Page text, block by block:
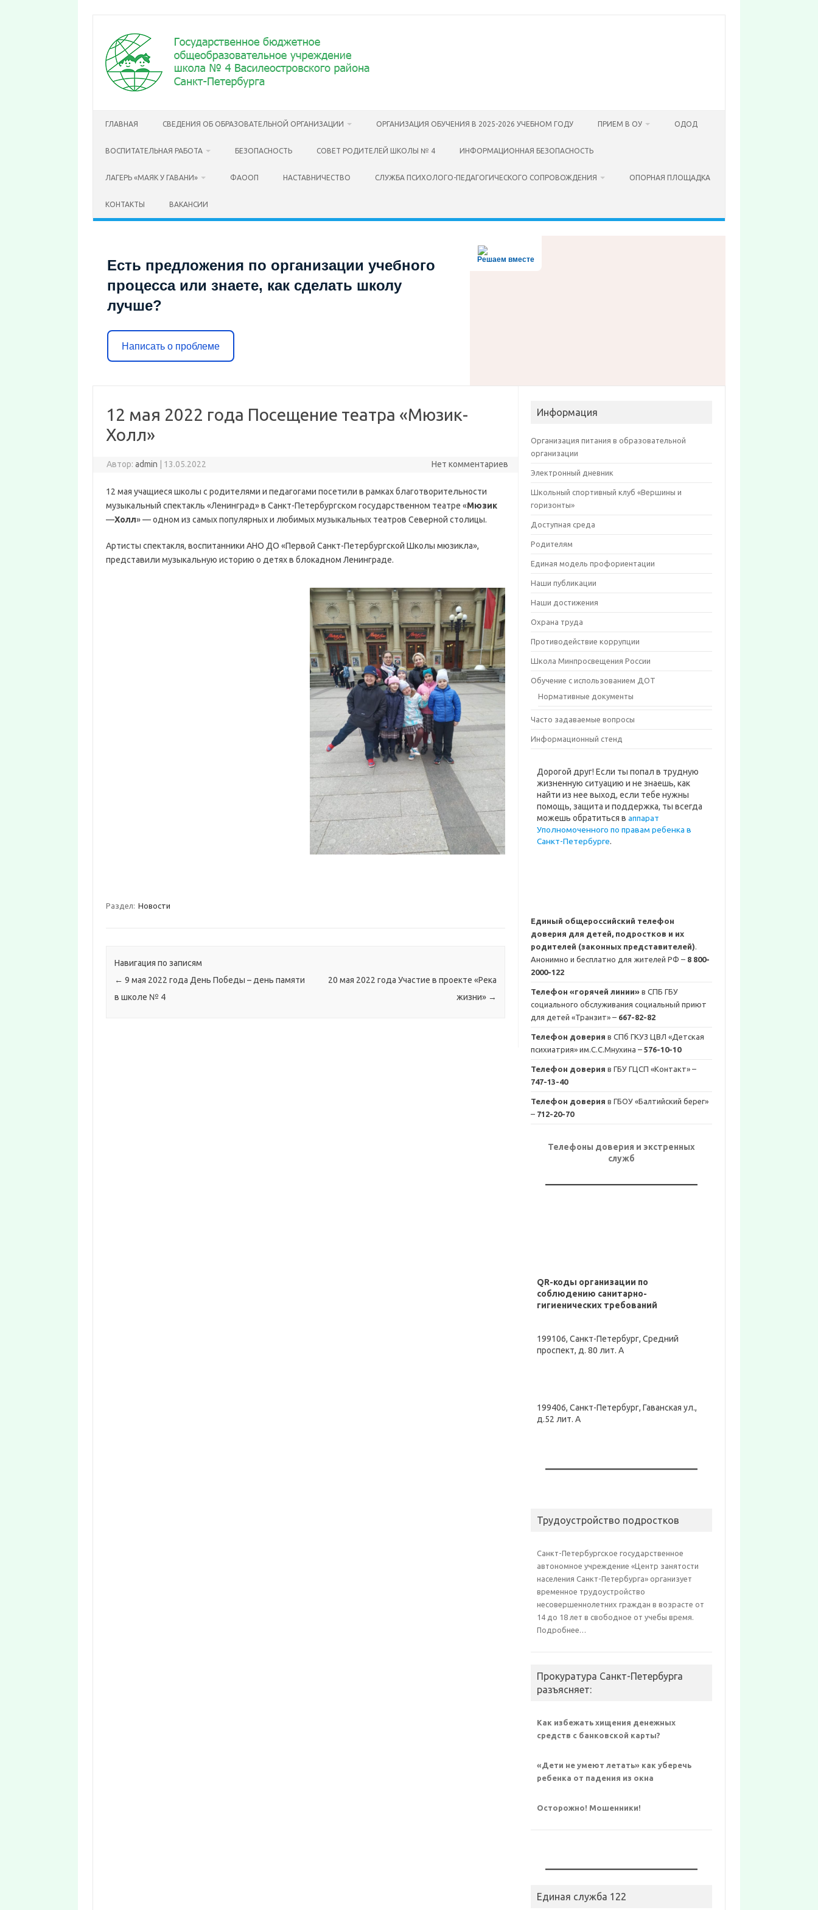
содержимому
ГЛАВНАЯ СВЕДЕНИЯ ОБ ОБРАЗОВАТЕЛЬНОЙ ОРГАНИЗАЦИИ ОРГАНИЗАЦИЯ ОБУЧЕНИЯ В 2025-2026 УЧЕБНОМ ГОДУ ПРИЕМ В ОУ ОДОД
ВОСПИТАТЕЛЬНАЯ РАБОТА БЕЗОПАСНОСТЬ СОВЕТ РОДИТЕЛЕЙ ШКОЛЫ № 4 ИНФОРМАЦИОННАЯ БЕЗОПАСНОСТЬ
ЛАГЕРЬ «МАЯК У ГАВАНИ» ФАООП НАСТАВНИЧЕСТВО СЛУЖБА ПСИХОЛОГО-ПЕДАГОГИЧЕСКОГО СОПРОВОЖДЕНИЯ ОПОРНАЯ ПЛОЩАДКА
КОНТАКТЫ ВАКАНСИИ
Решаем вместе
Есть предложения по организации учебного
процесса или знаете, как сделать школу
лучше?
Написать о проблеме
12 мая 2022 года Посещение театра «Мюзик-
Холл»
Автор:admin 13.05.2022 Нет комментариев
12 мая учащиеся школы с родителями и педагогами посетили в рамках благотворительности
музыкальный спектакль «Ленинград» в Санкт-Петербургском государственном театре «Мюзик
—Холл» — одном из самых популярных и любимых музыкальных театров Северной столицы.
Артисты спектакля, воспитанники АНО ДО «Первой Санкт-Петербургской Школы мюзикла»,
представили музыкальную историю о детях в блокадном Ленинграде.
Раздел: Новости
Навигация по записям
← 9 мая 2022 года День Победы – день памяти
в школе № 4
20 мая 2022 года Участие в проекте «Река
жизни» →
Информация
Организация питания в образовательной
организации
Электронный дневник
Школьный спортивный клуб «Вершины и
горизонты»
Доступная среда
Родителям
Единая модель профориентации
Наши публикации
Наши достижения
Охрана труда
Противодействие коррупции
Школа Минпросвещения России
Обучение с использованием ДОТ
Нормативные документы
Часто задаваемые вопросы
Информационный стенд
Дорогой друг! Если ты попал в трудную
жизненную ситуацию и не знаешь, как
найти из нее выход, если тебе нужны
помощь, защита и поддержка, ты всегда
можешь обратиться ваппарат
Уполномоченного по правам ребенка в
Санкт-Петербурге.
Единый общероссийский телефон
доверия для детей, подростков и их
родителей (законных представителей).
Анонимно и бесплатно для жителей РФ – 8 800-
2000-122
Телефон «горячей линии» в СПБ ГБУ
социального обслуживания социальный приют
для детей «Транзит» – 667-82-82
Телефон доверия в СПб ГКУЗ ЦВЛ «Детская
психиатрия» им.С.С.Мнухина –576-10-10
Телефон доверия в ГБУ ГЦСП «Контакт» –
747-13-40
Телефон доверия в ГБОУ «Балтийский берег»
– 712-20-70
Телефоны доверия и экстренных
служб
QR-коды организации по
соблюдению санитарно-
гигиенических требований
199106, Санкт-Петербург, Средний
проспект, д. 80 лит. А
199406, Санкт-Петербург, Гаванская ул.,
д.52 лит. А
Трудоустройство подростков
Санкт-Петербургское государственное
автономное учреждение «Центр занятости
населения Санкт-Петербурга» организует
временное трудоустройство
несовершеннолетних граждан в возрасте от
14 до 18 лет в свободное от учебы время.
Подробнее…
Прокуратура Санкт-Петербурга
разъясняет:
Как избежать хищения денежных
средств с банковской карты?
«Дети не умеют летать» как уберечь
ребенка от падения из окна
Осторожно! Мошенники!
Единая служба 122